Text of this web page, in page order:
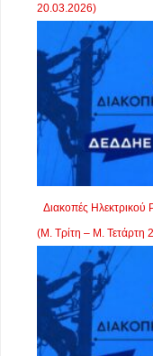
20.03.2026)
Διακοπές Ηλεκτρικού
(Μ. Τρίτη – Μ. Τετάρτη